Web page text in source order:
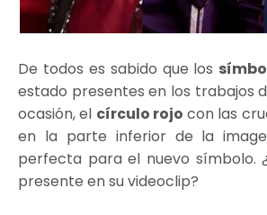
De todos es sabido que los
estado presentes en los trabajos
ocasión, el círculo rojo con las
en la parte inferior de la
perfecta para el nuevo símbolo.
presente en su videoclip?